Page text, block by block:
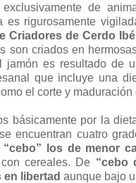
exclusivamente de
es rigurosamente
Criadores de Cerdo
son criados en
jamón es resultado de
que incluye una
el corte y maduración
básicamente por la
encuentran cuatro
“cebo” los de menor
cereales. De “cebo
libertad aunque bajo